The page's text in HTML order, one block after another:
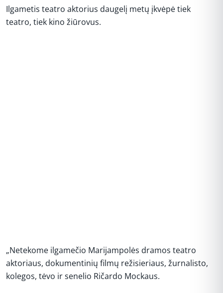
Ilgametis teatro aktorius daugelį metų įkvėpė tiek
teatro, tiek kino žiūrovus.
„Netekome ilgamečio Marijampolės dramos teatro
aktoriaus, dokumentinių filmų režisieriaus, žurnalisto,
kolegos, tėvo ir senelio Ričardo Mockaus.